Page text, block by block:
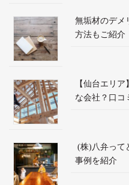
無垢材のデメ
方法もご紹介
【仙台エリ
な会社？口コ
(株)八弁って
事例を紹介